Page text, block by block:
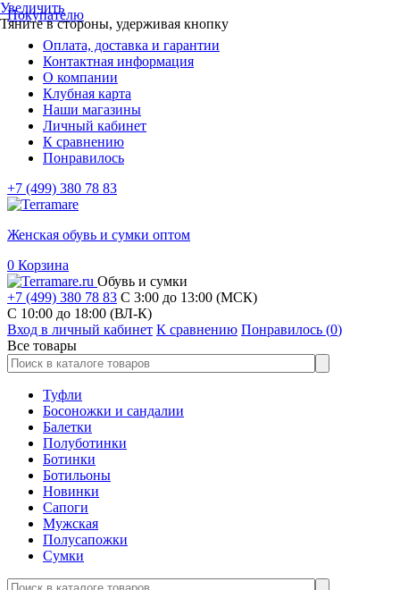
Покупателю
Оплата, доставка и гарантии
Контактная информация
О компании
Клубная карта
Наши магазины
Личный кабинет
К сравнению
Понравилось
+7 (499) 380 78 83
Женская обувь и сумки оптом
0 Корзина
Обувь и сумки
+7 (499) 380 78 83 С 3:00 до 13:00 (МСК)
C 10:00 до 18:00 (ВЛ-К)
Вход в личный кабинет К сравнению Понравилось (0)
Все товары
Туфли
Босоножки и сандалии
Балетки
Полуботинки
Ботинки
Ботильоны
Новинки
Сапоги
Мужская
Полусапожки
Сумки
Увеличить
Тяните в стороны, удерживая кнопку